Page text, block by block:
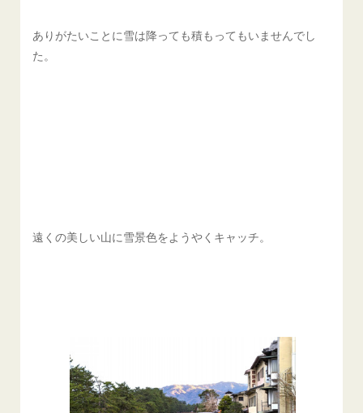
ありがたいことに雪は降っても積もってもいませんでし
た。
遠くの美しい山に雪景色をようやくキャッチ。